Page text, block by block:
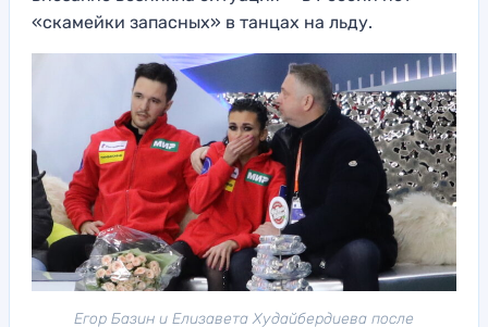
«скамейки запасных» в танцах на льду.
Егор Базин и Елизавета Худайбердиева после